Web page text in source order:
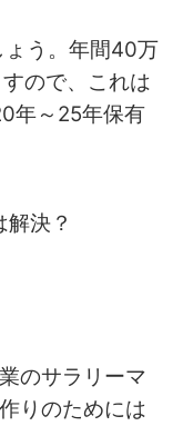
ょう。年間40万
ので、これは
年～25年保有
決？
のサラリーマ
りのためには